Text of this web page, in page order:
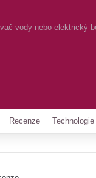
vody nebo elektrický
Recenze Technologie